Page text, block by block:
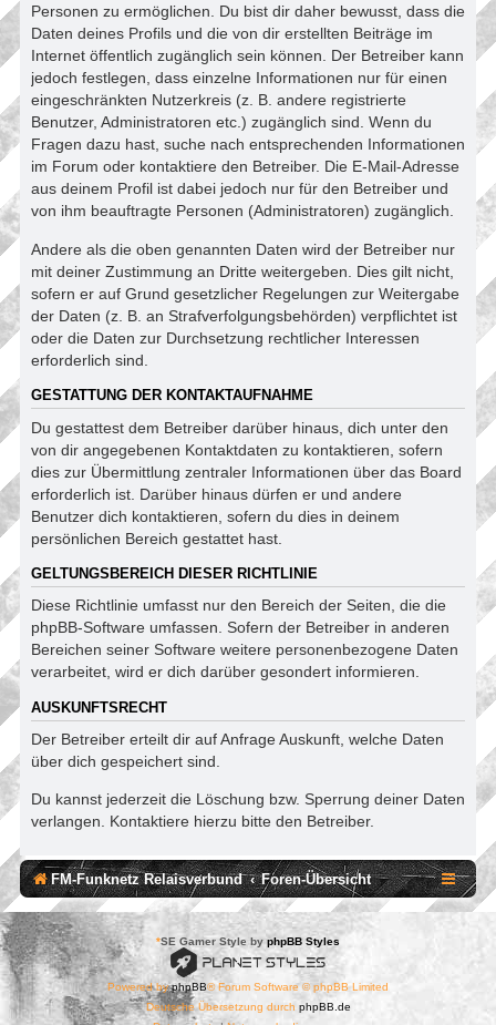
Personen zu ermöglichen. Du bist dir daher bewusst, dass die
Daten deines Profils und die von dir erstellten Beiträge im
Internet öffentlich zugänglich sein können. Der Betreiber kann
jedoch festlegen, dass einzelne Informationen nur für einen
eingeschränkten Nutzerkreis (z. B. andere registrierte
Benutzer, Administratoren etc.) zugänglich sind. Wenn du
Fragen dazu hast, suche nach entsprechenden Informationen
im Forum oder kontaktiere den Betreiber. Die E-Mail-Adresse
aus deinem Profil ist dabei jedoch nur für den Betreiber und
von ihm beauftragte Personen (Administratoren) zugänglich.
Andere als die oben genannten Daten wird der Betreiber nur
mit deiner Zustimmung an Dritte weitergeben. Dies gilt nicht,
sofern er auf Grund gesetzlicher Regelungen zur Weitergabe
der Daten (z. B. an Strafverfolgungsbehörden) verpflichtet ist
oder die Daten zur Durchsetzung rechtlicher Interessen
erforderlich sind.
GESTATTUNG DER KONTAKTAUFNAHME
Du gestattest dem Betreiber darüber hinaus, dich unter den
von dir angegebenen Kontaktdaten zu kontaktieren, sofern
dies zur Übermittlung zentraler Informationen über das Board
erforderlich ist. Darüber hinaus dürfen er und andere
Benutzer dich kontaktieren, sofern du dies in deinem
persönlichen Bereich gestattet hast.
GELTUNGSBEREICH DIESER RICHTLINIE
Diese Richtlinie umfasst nur den Bereich der Seiten, die die
phpBB-Software umfassen. Sofern der Betreiber in anderen
Bereichen seiner Software weitere personenbezogene Daten
verarbeitet, wird er dich darüber gesondert informieren.
AUSKUNFTSRECHT
Der Betreiber erteilt dir auf Anfrage Auskunft, welche Daten
über dich gespeichert sind.
Du kannst jederzeit die Löschung bzw. Sperrung deiner Daten
verlangen. Kontaktiere hierzu bitte den Betreiber.
FM-Funknetz Relaisverbund Foren-Übersicht
*SE Gamer Style by phpBB Styles
Powered byphpBB® Forum Software © phpBB Limited
Deutsche Übersetzung durch phpBB.de